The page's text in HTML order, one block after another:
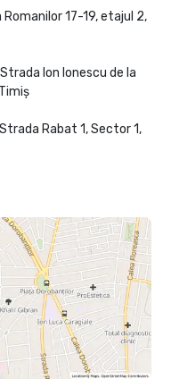
17-19, etajul 2,
Ion Ionescu de la
Rabat 1, Sector 1,